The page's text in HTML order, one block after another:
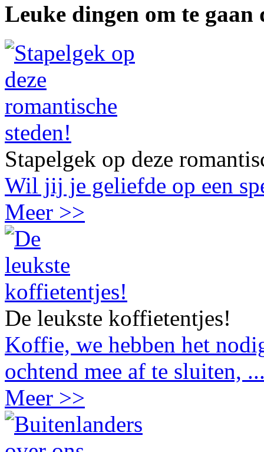
Leuke dingen om te gaan
Stapelgek op deze
Wil jij je geliefde op een
Meer >>
De leukste koffietentjes!
Koffie, we hebben het
ochtend mee af te sluiten,
Meer >>